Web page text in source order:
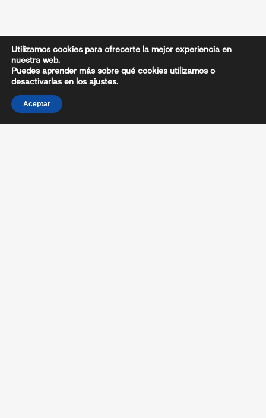
Utilizamos cookies para ofrecerte la mejor experiencia en
nuestra web.
Puedes aprender más sobre qué cookies utilizamos o
desactivarlas en losajustes.
Aceptar